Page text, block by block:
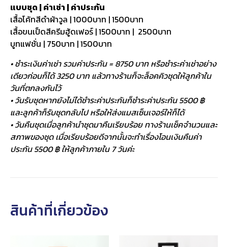
แบบชุด | ค่าเช่า | ค่าประกัน
เสื้อโค้ทสีดำผ้าวูล | 1000บาท | 1500บาท
เสื้อขนเป็ดสีครีมฮู้ดเฟอร์ | 1500บาท | 2500บาท
บูทแฟชั่น | 750บาท | 1500บาท
• ชำระเงินค่าเช่า รวมค่าประกัน = 8750 บาท หรือชำระค่าเช่าอย่าง
เดียวก่อนก็ได้ 3250 บาท แล้วทางร้านก็จะล็อคคิวชุดให้ลูกค้าใน
วันที่ตกลงกันไว้
• วันรับชุดหากยังไม่ได้ชำระค่าประกันก็ชำระค่าประกัน 5500 ฿
และลูกค้าก็รับชุดกลับไป หรือให้ส่งแมสเซ็นเจอร์ให้ก็ได้
• วันคืนชุดเมื่อลูกค้านำชุดมาคืนเรียบร้อย ทางร้านเช็คจำนวนและ
สภาพของชุด เมื่อเรียบร้อยดีจากนั้นจะทำเรื่องโอนเงินคืนค่า
ประกัน 5500 ฿ ให้ลูกค้าภายใน 7 วันค่ะ
สินค้าที่เกี่ยวข้อง